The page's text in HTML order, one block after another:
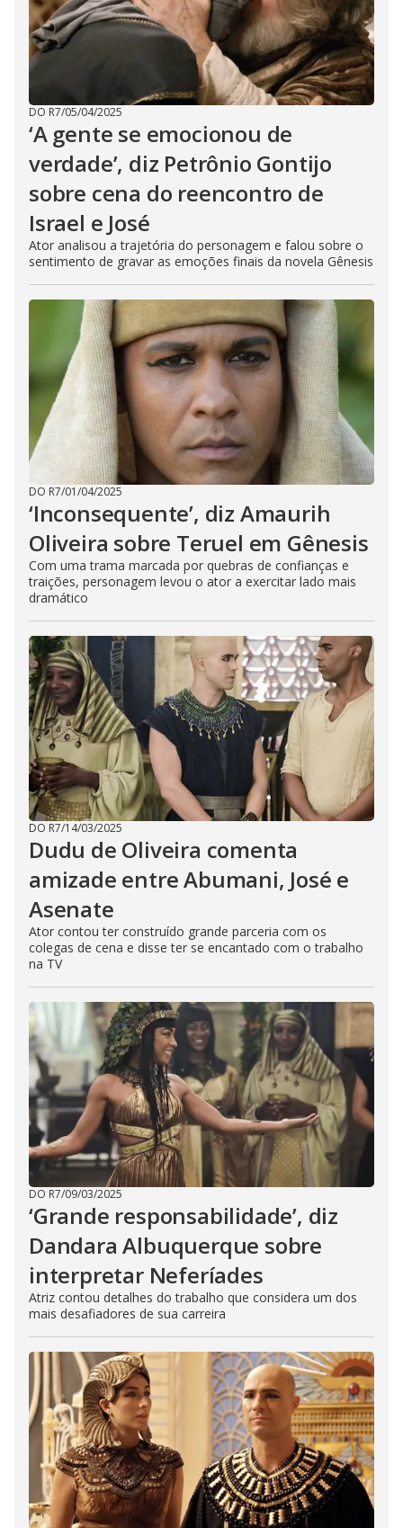
DO R7/05/04/2025
‘A gente se emocionou de
verdade’, diz Petrônio Gontijo
sobre cena do reencontro de
Israel e José
Ator analisou a trajetória do personagem e falou sobre o
sentimento de gravar as emoções finais da novela Gênesis
DO R7/01/04/2025
‘Inconsequente’, diz Amaurih
Oliveira sobre Teruel em Gênesis
Com uma trama marcada por quebras de confianças e
traições, personagem levou o ator a exercitar lado mais
dramático
DO R7/14/03/2025
Dudu de Oliveira comenta
amizade entre Abumani, José e
Asenate
Ator contou ter construído grande parceria com os
colegas de cena e disse ter se encantado com o trabalho
na TV
DO R7/09/03/2025
‘Grande responsabilidade’, diz
Dandara Albuquerque sobre
interpretar Neferíades
Atriz contou detalhes do trabalho que considera um dos
mais desafiadores de sua carreira